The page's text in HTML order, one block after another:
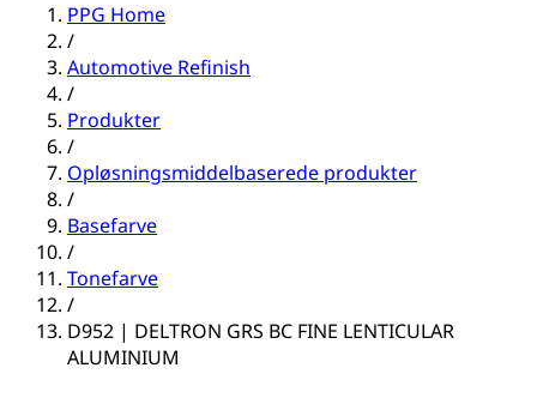
PPG Home
/
Automotive Refinish
/
Produkter
/
Opløsningsmiddelbaserede produkter
/
Basefarve
/
Tonefarve
/
D952 | DELTRON GRS BC FINE LENTICULAR
ALUMINIUM